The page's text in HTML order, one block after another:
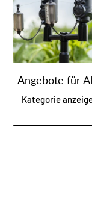
Angebote für
Kategorie